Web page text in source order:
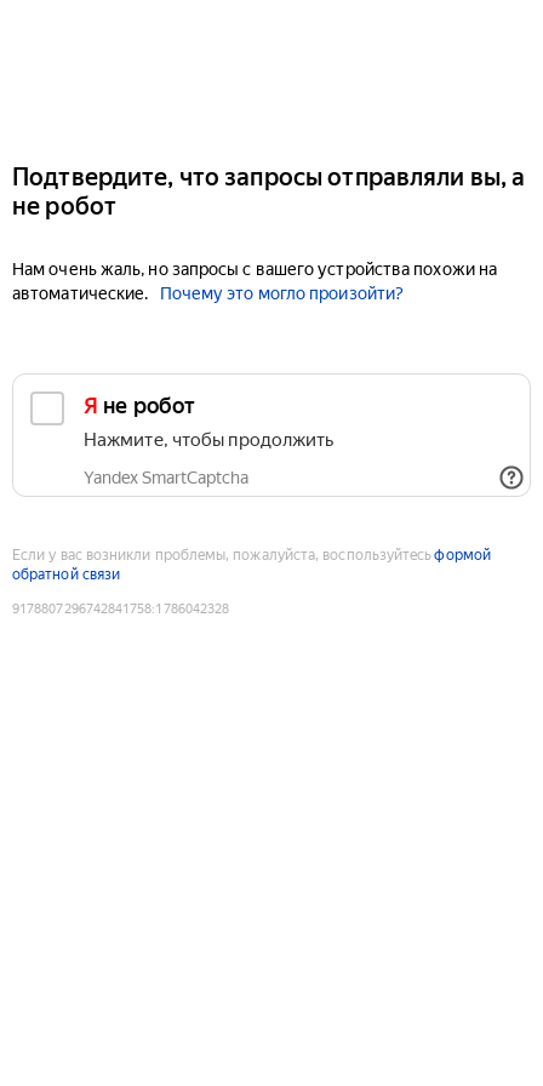
Подтвердите, что запросы отправляли вы, а
не робот
Нам очень жаль, но запросы с вашего устройства похожи на
автоматические.
Почему это могло произойти?
Я не робот
Нажмите, чтобы продолжить
Yandex SmartCaptcha
Если у вас возникли проблемы, пожалуйста, воспользуйтесьформой
обратной связи
9178807296742841758:1786042328